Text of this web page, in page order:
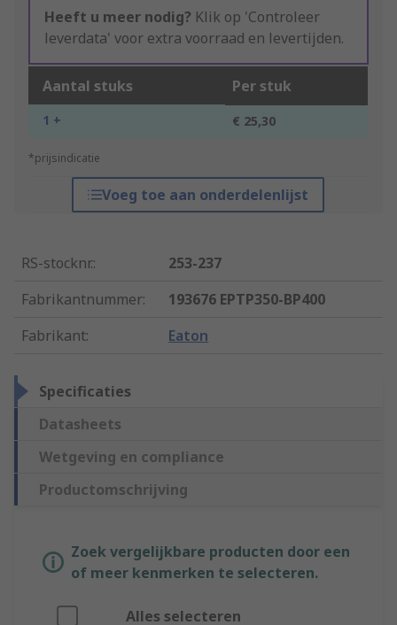
Heeft u meer nodig? Klik op 'Controleer
leverdata' voor extra voorraad en levertijden.
Aantal stuks Per stuk
1 + € 25,30
*prijsindicatie
Voeg toe aan onderdelenlijst
RS-stocknr.:
253-237
Fabrikantnummer:
193676 EPTP350-BP400
Fabrikant: Eaton
Specificaties
Datasheets
Wetgeving en compliance
Productomschrijving
Zoek vergelijkbare producten door een
of meer kenmerken te selecteren.
Alles selecteren